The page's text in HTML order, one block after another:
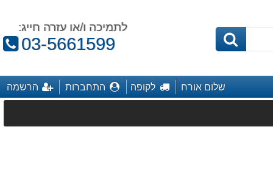
לתמיכה ו/או עזרה חייג:
טלפון:
03-5661599
שלום אורח לקופה התחברות הרשמה